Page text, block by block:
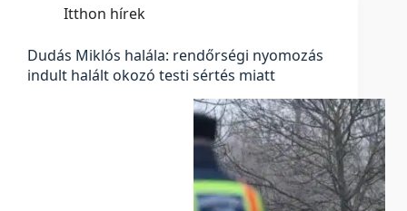
Itthon hírek
Dudás Miklós halála: rendőrségi nyomozás
indult halált okozó testi sértés miatt